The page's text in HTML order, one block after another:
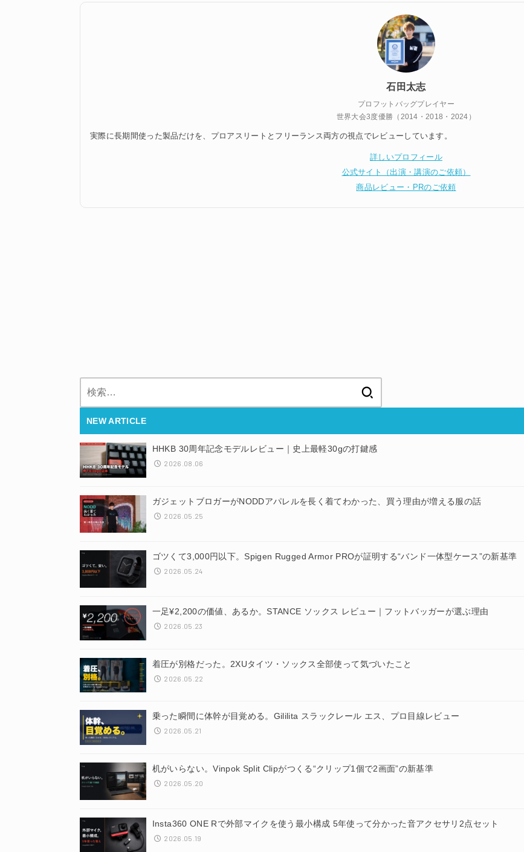
石田太志
プロフットバッグプレイヤー
世界大会3度優勝（2014・2018・2024）
実際に長期間使った製品だけを、プロアスリートとフリーランス両方の視点でレビューしています。
詳しいプロフィール
公式サイト（出演・講演のご依頼）
商品レビュー・PRのご依頼
NEW ARTICLE
HHKB 30周年記念モデルレビュー｜史上最軽30gの打鍵感
2026.08.06
ガジェットブロガーがNODDアパレルを長く着てわかった、買う理由が増える服の話
2026.05.25
ゴツくて3,000円以下。Spigen Rugged Armor PROが証明する“バンド一体型ケース”の新基準
2026.05.24
一足¥2,200の価値、あるか。STANCE ソックス レビュー｜フットバッガーが選ぶ理由
2026.05.23
着圧が別格だった。2XUタイツ・ソックス全部使って気づいたこと
2026.05.22
乗った瞬間に体幹が目覚める。Gililita スラックレール エス、プロ目線レビュー
2026.05.21
机がいらない。Vinpok Split Clipがつくる“クリップ1個で2画面”の新基準
2026.05.20
Insta360 ONE Rで外部マイクを使う最小構成 5年使って分かった音アクセサリ2点セット
2026.05.19